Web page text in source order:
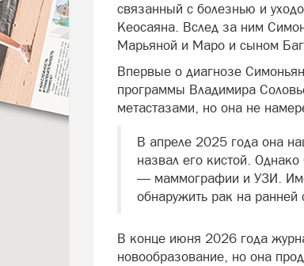
связанный с болезнью и
Кеосаяна. Вслед за ним
Марьяной и Маро и сыном
Впервые о диагнозе
программы Владимира
метастазами, но она не
В апреле 2025 года она
назвал его кистой.
— маммографии и УЗИ.
обнаружить рак на ранней
В конце июня 2026 года
новообразование, но она